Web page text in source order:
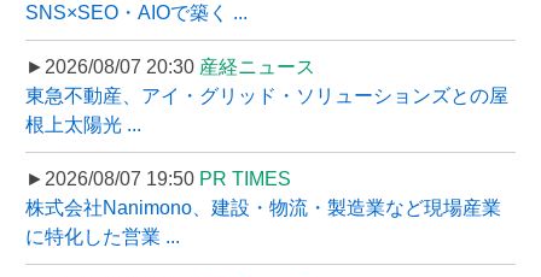
SNS×SEO・AIOで築く ...
►2026/08/07 20:30 産経ニュース
東急不動産、アイ・グリッド・ソリューションズとの屋
根上太陽光 ...
►2026/08/07 19:50 PR TIMES
株式会社Nanimono、建設・物流・製造業など現場産業
に特化した営業 ...